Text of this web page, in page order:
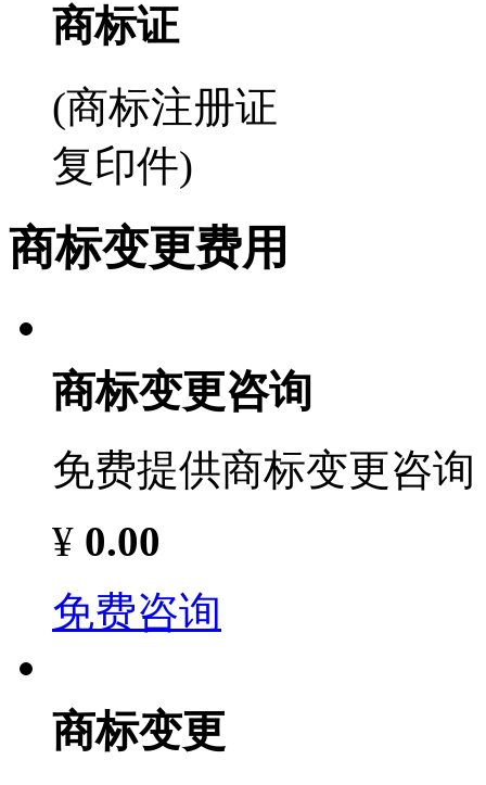
商标证
(商标注册证
复印件)
商标变更费用
商标变更咨询
免费提供商标变更咨询
¥ 0.00
免费咨询
商标变更